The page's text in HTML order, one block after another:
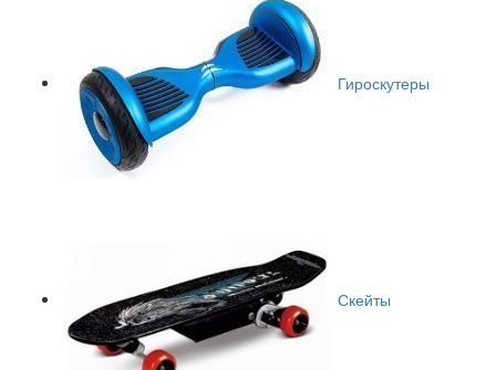
Гироскутеры
Скейты